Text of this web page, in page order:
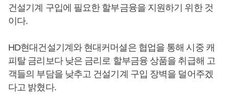
건설기계 구입에 필요한 할부금융을 지원하기 위한 것
이다.
HD현대건설기계와 현대커머셜은 협업을 통해 시중 캐
피탈 금리보다 낮은 금리로 할부금융 상품을 취급해 고
객들의 부담을 낮추고 건설기계 구입 장벽을 덜어주겠
다고 밝혔다.